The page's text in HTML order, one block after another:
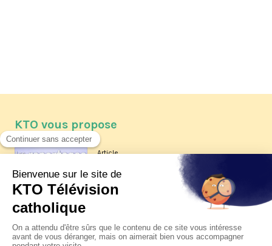
KTO vous propose
Article
Les reportages d'été 2026 de KTO
La visite pastorale du pape Léon
XIV à Assise à suivre sur KTO le
jeudi 6 août